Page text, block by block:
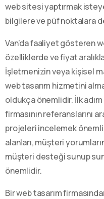
web sitesi yaptırmak
bilgilere ve püf noktalara
Van’da faaliyet gösteren
özelliklerde ve fiyat
İşletmenizin veya kişisel
web tasarım hizmetini
oldukça önemlidir. İlk
firmasının referanslarını
projeleri incelemek
alanları, müşteri
müşteri desteği sunup
önemlidir.
Bir web tasarım